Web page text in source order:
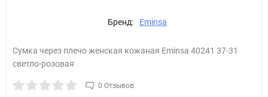
Бренд: Eminsa
Сумка через плечо женская кожаная Eminsa 40241 37-31
светло-розовая
0 Отзывов